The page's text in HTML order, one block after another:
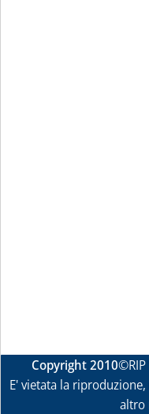
Copyright 2010©RIP
E' vietata la
altro